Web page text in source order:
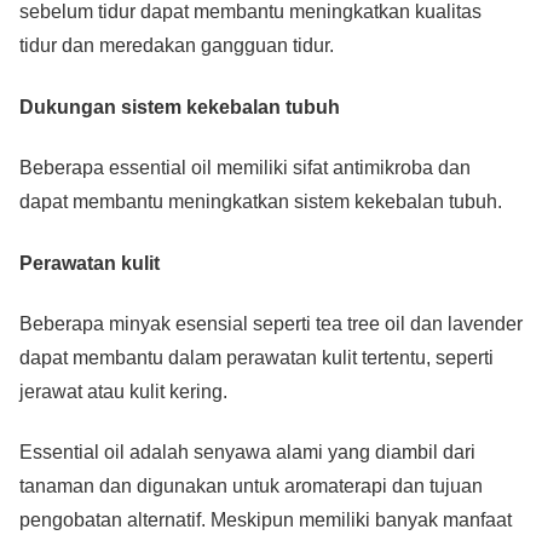
sebelum tidur dapat membantu meningkatkan kualitas
tidur dan meredakan gangguan tidur.
Dukungan sistem kekebalan tubuh
Beberapa essential oil memiliki sifat antimikroba dan
dapat membantu meningkatkan sistem kekebalan tubuh.
Perawatan kulit
Beberapa minyak esensial seperti tea tree oil dan lavender
dapat membantu dalam perawatan kulit tertentu, seperti
jerawat atau kulit kering.
Essential oil adalah senyawa alami yang diambil dari
tanaman dan digunakan untuk aromaterapi dan tujuan
pengobatan alternatif. Meskipun memiliki banyak manfaat